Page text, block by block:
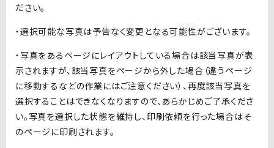
ださい。
・選択可能な写真は予告なく変更となる可能性がございます。
・写真をあるページにレイアウトしている場合は該当写真が表
示されますが、該当写真をページから外した場合（違うページ
に移動するなどの作業にはご注意ください）、再度該当写真を
選択することはできなくなりますので、あらかじめご了承くださ
い。写真を選択した状態を維持し、印刷依頼を行った場合はそ
のページに印刷されます。